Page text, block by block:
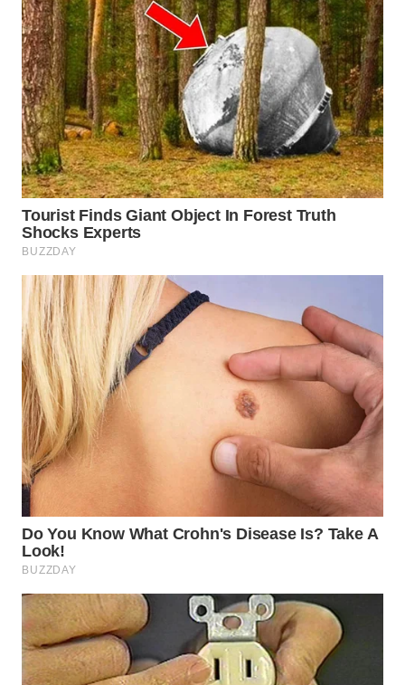
KUNINGAN
WN
MAJALENGKA
WN
SUBANG
WN
SUKABUMI
WN
PURWAKARTA
WN
PRIANGAN
TIMUR
WN
SEMARANG
WN
WN
BOROBUDUR
WN
MADURA